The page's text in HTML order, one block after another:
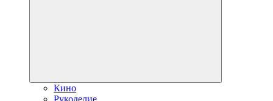
Кино
Рукоделие